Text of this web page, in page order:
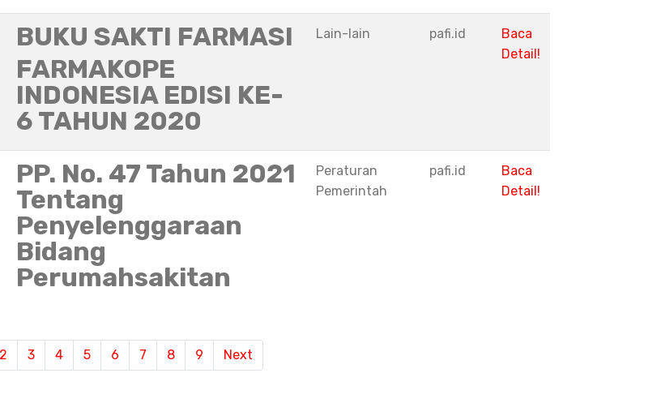
BUKU SAKTI FARMASI
FARMAKOPE
INDONESIA EDISI KE-
6 TAHUN 2020
Lain-lain pafi.id
Baca
Detail!
PP. No. 47 Tahun 2021
Tentang
Penyelenggaraan
Bidang
Perumahsakitan
Peraturan
Pemerintah
pafi.id
Baca
Detail!
2 3 4 5 6 7 8 9 Next